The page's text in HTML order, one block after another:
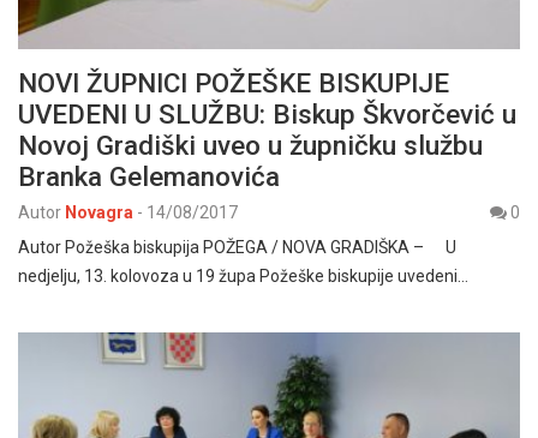
NOVI ŽUPNICI POŽEŠKE BISKUPIJE
UVEDENI U SLUŽBU: Biskup Škvorčević u
Novoj Gradiški uveo u župničku službu
Branka Gelemanovića
Autor Novagra - 14/08/2017
0
Autor Požeška biskupija POŽEGA / NOVA GRADIŠKA – U
nedjelju, 13. kolovoza u 19 župa Požeške biskupije uvedeni…